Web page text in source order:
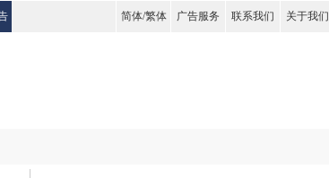
简体/繁体 广告服务 联系我们 关于我们